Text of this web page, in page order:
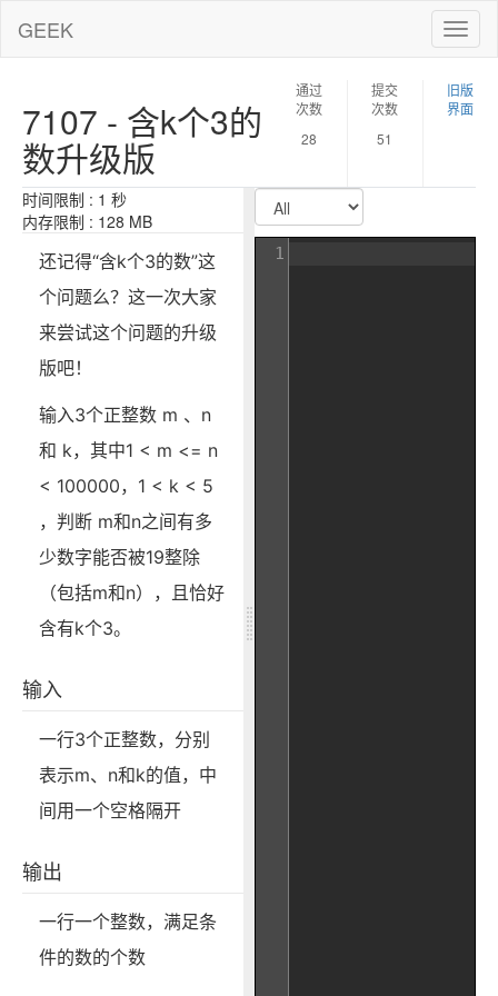
GEEK
7107 - 含k个3的
数升级版
通过
次数
28
提交
次数
51
旧版
界面
时间限制 : 1 秒
内存限制 : 128 MB
还记得“含k个3的数”这
个问题么？这一次大家
来尝试这个问题的升级
版吧！
输入3个正整数 m 、n
和 k，其中1 < m <= n
< 100000，1 < k < 5
，判断 m和n之间有多
少数字能否被19整除
（包括m和n），且恰好
含有k个3。
输入
一行3个正整数，分别
表示m、n和k的值，中
间用一个空格隔开
输出
一行一个整数，满足条
件的数的个数
1